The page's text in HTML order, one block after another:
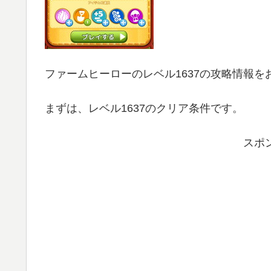
ファームヒーローのレベル1637の攻略情報を
まずは、レベル1637のクリア条件です。
スポ